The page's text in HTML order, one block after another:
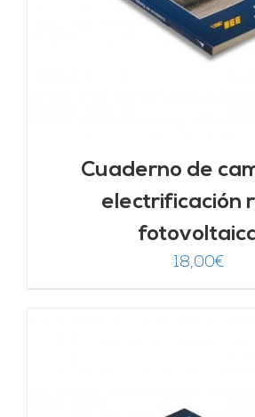
Cuaderno de
electrificación
18,00€